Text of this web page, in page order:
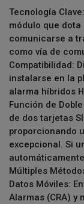
Tecnología
módulo que
comunicarse a
como vía de
Compatibilidad:
instalarse en la
alarma híbridos
Función de
de dos tarjetas
proporcionando
excepcional. Si
Múltiples
Datos Móviles:
Alarmas (CRA) y